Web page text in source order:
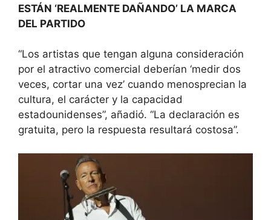
ESTÁN ‘REALMENTE DAÑANDO’ LA MARCA
DEL PARTIDO
“Los artistas que tengan alguna consideración
por el atractivo comercial deberían ‘medir dos
veces, cortar una vez’ cuando menosprecian la
cultura, el carácter y la capacidad
estadounidenses”, añadió. “La declaración es
gratuita, pero la respuesta resultará costosa”.